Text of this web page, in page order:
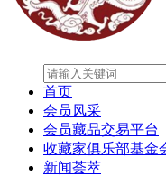
首页
会员风采
会员藏品交易平台
收藏家俱乐部基金
新闻荟萃